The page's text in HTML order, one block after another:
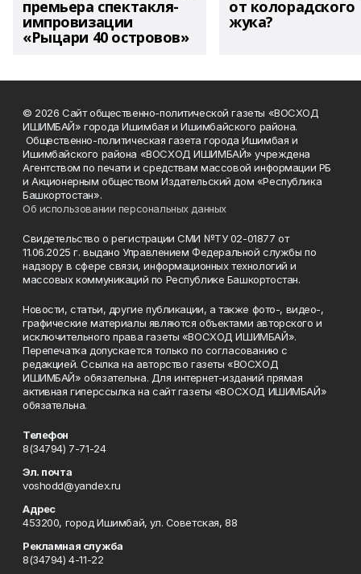
премьера спектакля-
импровизации
«Рыцари 40 островов»
от колорадского
жука?
© 2026 Сайт общественно-политической газеты «ВОСХОД
ИШИМБАЙ» города Ишимбая и Ишимбайского района.
Общественно-политическая газета города Ишимбая и
Ишимбайского района «ВОСХОД ИШИМБАЙ» учреждена
Агентством по печати и средствам массовой информации РБ
и Акционерным обществом Издательский дом «Республика
Башкортостан».
Об использовании персональных данных
Свидетельство о регистрации СМИ №ТУ 02-01877 от
11.06.2025 г. выдано Управлением Федеральной службы по
надзору в сфере связи, информационных технологий и
массовых коммуникаций по Республике Башкортостан.
Новости, статьи, другие публикации, а также фото-, видео-,
графические материалы являются объектами авторского и
исключительного права газеты «ВОСХОД ИШИМБАЙ».
Перепечатка допускается только по согласованию с
редакцией. Ссылка на авторство газеты «ВОСХОД
ИШИМБАЙ» обязательна. Для интернет-изданий прямая
активная гиперссылка на сайт газеты «ВОСХОД ИШИМБАЙ»
обязательна.
Телефон
8(34794) 7-71-24
Эл. почта
voshodd@yandex.ru
Адрес
453200, город Ишимбай, ул. Советская, 88
Рекламная служба
8(34794) 4-11-22